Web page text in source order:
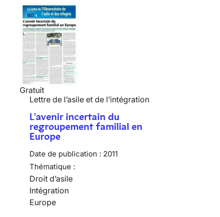
Gratuit
Lettre de l’asile et de l’intégration
L'avenir incertain du
regroupement familial en
Europe
Date de publication : 2011
Thématique :
Droit d’asile
Intégration
Europe